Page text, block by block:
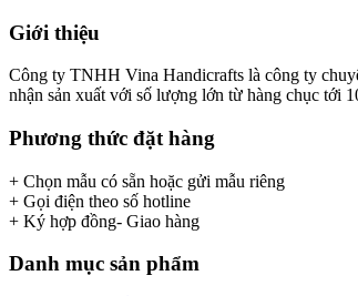
Giới thiệu
Công ty TNHH Vina Handicrafts là công ty
nhận sản xuất với số lượng lớn từ hàng chục tới
Phương thức đặt hàng
+ Chọn mẫu có sẵn hoặc gửi mẫu riêng
+ Gọi điện theo số hotline
+ Ký hợp đồng- Giao hàng
Danh mục sản phẩm